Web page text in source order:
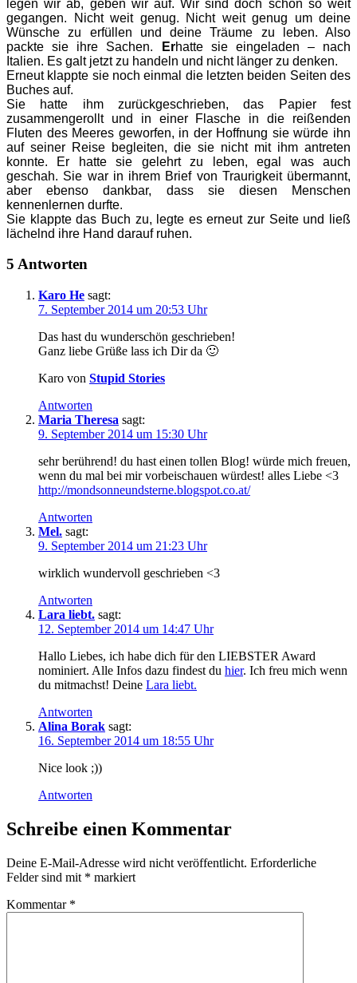
legen wir ab, geben wir auf. Wir sind doch schon so weit
gegangen. Nicht weit genug. Nicht weit genug um deine
Wünsche zu erfüllen und deine Träume zu leben. Also
packte sie ihre Sachen.
Erhatte sie eingeladen – nach
Italien. Es galt jetzt zu handeln und nicht länger zu denken.
Erneut klappte sie noch einmal die letzten beiden Seiten des
Buches auf.
Sie hatte ihm zurückgeschrieben, das Papier fest
zusammengerollt und in einer Flasche in die reißenden
Fluten des Meeres geworfen, in der Hoffnung sie würde ihn
auf seiner Reise begleiten, die sie nicht mit ihm antreten
konnte. Er hatte sie gelehrt zu leben, egal was auch
geschah. Sie war in ihrem Brief von Traurigkeit übermannt,
aber ebenso dankbar, dass sie diesen Menschen
kennenlernen durfte.
Sie klappte das Buch zu, legte es erneut zur Seite und ließ
lächelnd ihre Hand darauf ruhen.
5 Antworten
Karo He sagt:
7. September 2014 um 20:53 Uhr
Das hast du wunderschön geschrieben!
Ganz liebe Grüße lass ich Dir da 🙂
Karo von Stupid Stories
Antworten
Maria Theresa sagt:
9. September 2014 um 15:30 Uhr
sehr berührend! du hast einen tollen Blog! würde mich freuen,
wenn du mal bei mir vorbeischauen würdest! alles Liebe <3
http://mondsonneundsterne.blogspot.co.at/
Antworten
Mel. sagt:
9. September 2014 um 21:23 Uhr
wirklich wundervoll geschrieben <3
Antworten
Lara liebt. sagt:
12. September 2014 um 14:47 Uhr
Hallo Liebes, ich habe dich für den LIEBSTER Award
nominiert. Alle Infos dazu findest du hier. Ich freu mich wenn
du mitmachst! Deine Lara liebt.
Antworten
Alina Borak sagt:
16. September 2014 um 18:55 Uhr
Nice look ;))
Antworten
Schreibe einen Kommentar
Deine E-Mail-Adresse wird nicht veröffentlicht. Erforderliche
Felder sind mit * markiert
Kommentar *